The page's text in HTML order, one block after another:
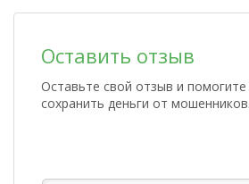
Оставить отзыв
Оставьте свой отзыв и
сохранить деньги от мошенников.